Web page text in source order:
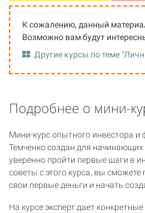
К сожалению, данный
Возможно вам будут
Другие курсы по теме
Подробнее о мини-
Мини-курс опытного инвестора
Темченко создан для
уверенно пройти первые шаги в
советы с этого курса, вы
свои первые деньги и начать
На курсе эксперт дает